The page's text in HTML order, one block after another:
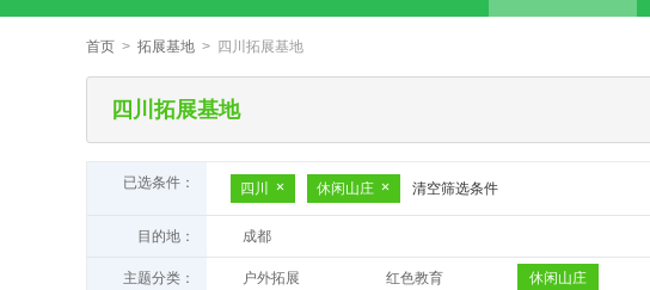
首页 > 拓展基地 > 四川拓展基地
四川拓展基地
已选条件： 四川 休闲山庄 清空筛选条件
目的地： 成都
主题分类： 户外拓展 红色教育 休闲山庄